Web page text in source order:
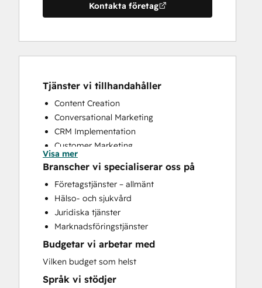
Kontakta företag
Tjänster vi tillhandahåller
Content Creation
Conversational Marketing
CRM Implementation
Customer Marketing
Customer Survey and Analysis
Email Marketing
Full Inbound Marketing Services
Paid Advertising
Programmable Automation
Visa mer
Branscher vi specialiserar oss på
Företagstjänster – allmänt
Hälso- och sjukvård
Juridiska tjänster
Marknadsföringstjänster
Budgetar vi arbetar med
Vilken budget som helst
Språk vi stödjer